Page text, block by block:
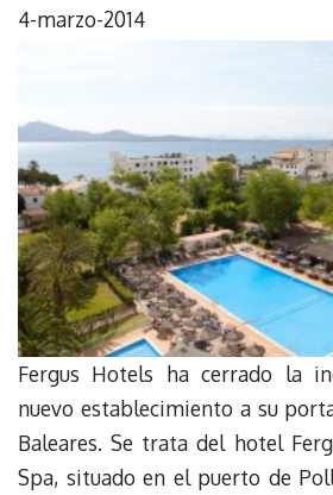
4-marzo-2014
Fergus Hotels ha cerrado la
nuevo establecimiento a su
Baleares. Se trata del hotel
Spa, situado en el puerto de